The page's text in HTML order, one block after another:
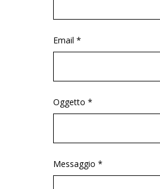
Email *
Oggetto *
Messaggio *